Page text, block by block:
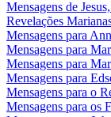
Mensagens de
Revelações
Mensagens para
Mensagens para
Mensagens para
Mensagens para
Mensagens para o
Mensagens para os